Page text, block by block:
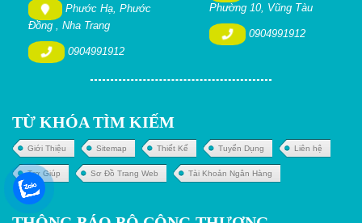
Phước Hạ, Phước
Đồng , Nha Trang
0904991912
Phường 10, Vũng Tàu
0904991912
TỪ KHÓA TÌM KIẾM
Giới Thiệu Sitemap Thiết Kế Tuyển Dụng Liên hệ
Trợ Giúp Sơ Đồ Trang Web Tài Khoản Ngân Hàng